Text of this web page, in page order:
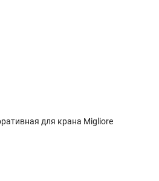
для крана Migliore